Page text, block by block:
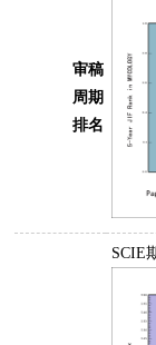
审稿
周期
排名
SCIE